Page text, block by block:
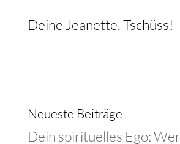
Deine Jeanette. Tschüss!
Neueste Beiträge
Dein spirituelles Ego: